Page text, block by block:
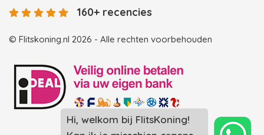
© Flitskoning.nl 2026 - Alle rechten voorbehouden
160+ recencies
Landingspagina overzicht photobooths